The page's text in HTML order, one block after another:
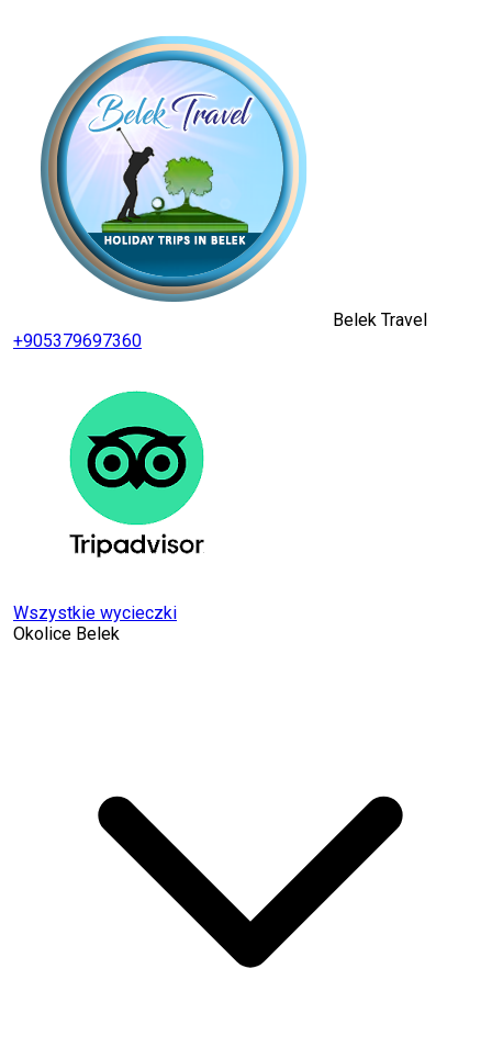
Belek Travel
+905379697360
Wszystkie wycieczki
Okolice Belek